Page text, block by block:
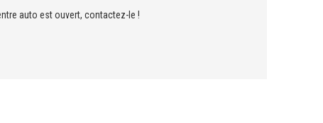
auto est ouvert, contactez-le !